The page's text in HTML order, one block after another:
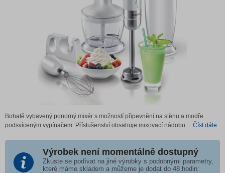
Bohatě vybavený ponorný mixér s možností připevnění na stěnu a modře
podsvíceným vypínačem. Příslušenství obsahuje mixovací nádobu… Číst dále
Výrobek není momentálně dostupný
Zkuste se podívat na jiné výrobky s podobnými parametry,
které máme skladem a můžeme je dodat do 48 hodin: